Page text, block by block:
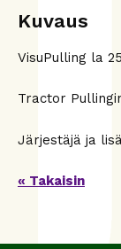
Kuvaus
VisuPulling la
Tractor
Järjestäjä ja
« Takaisin